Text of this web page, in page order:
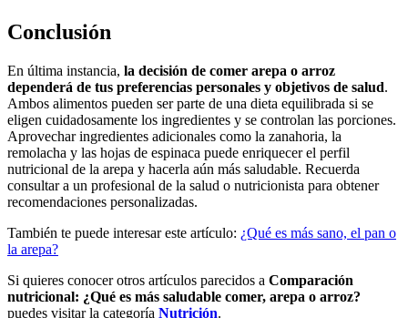
Conclusión
En última instancia, la decisión de comer arepa o arroz
dependerá de tus preferencias personales y objetivos de salud.
Ambos alimentos pueden ser parte de una dieta equilibrada si se
eligen cuidadosamente los ingredientes y se controlan las porciones.
Aprovechar ingredientes adicionales como la zanahoria, la
remolacha y las hojas de espinaca puede enriquecer el perfil
nutricional de la arepa y hacerla aún más saludable. Recuerda
consultar a un profesional de la salud o nutricionista para obtener
recomendaciones personalizadas.
También te puede interesar este artículo: ¿Qué es más sano, el pan o
la arepa?
Si quieres conocer otros artículos parecidos a Comparación
nutricional: ¿Qué es más saludable comer, arepa o arroz?
puedes visitar la categoría Nutrición.